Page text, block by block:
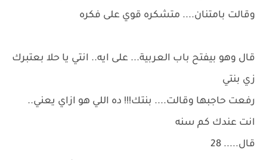
وقالت بامتنان.... متشكره قوي على فكره
قال وهو بيفتح باب العربية... على ايه.. انتي يا حلا بعتبرك
زي بنتي
رفعت حاجبها وقالت.... بنتك!!! ده اللي هو ازاي يعني..
انت عندك كم سنه
قال..... 28